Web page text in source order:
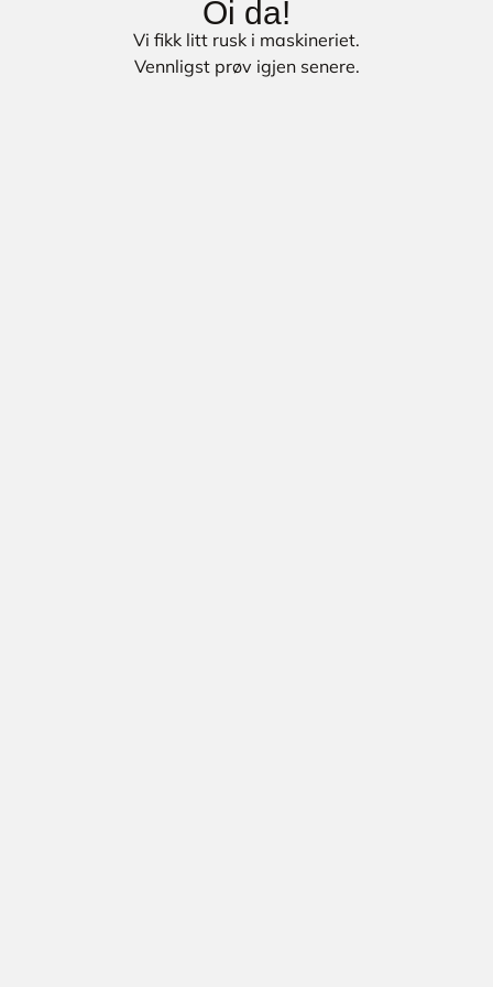
Oi da!
Vi fikk litt rusk i maskineriet.
Vennligst prøv igjen senere.